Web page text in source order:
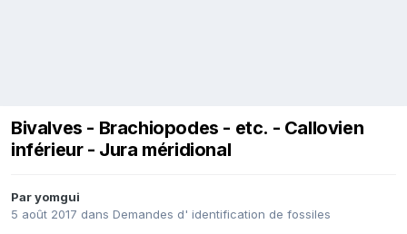
Bivalves - Brachiopodes - etc. - Callovien
inférieur - Jura méridional
Paryomgui
5 août 2017 dans Demandes d' identification de fossiles